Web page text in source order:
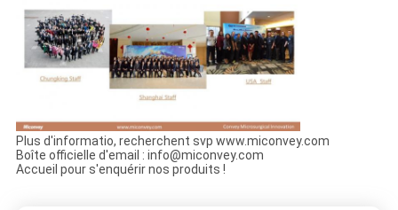
Plus d'informatio, recherchent svp www.miconvey.com
Boîte officielle d'email : info@miconvey.com
Accueil pour s'enquérir nos produits !